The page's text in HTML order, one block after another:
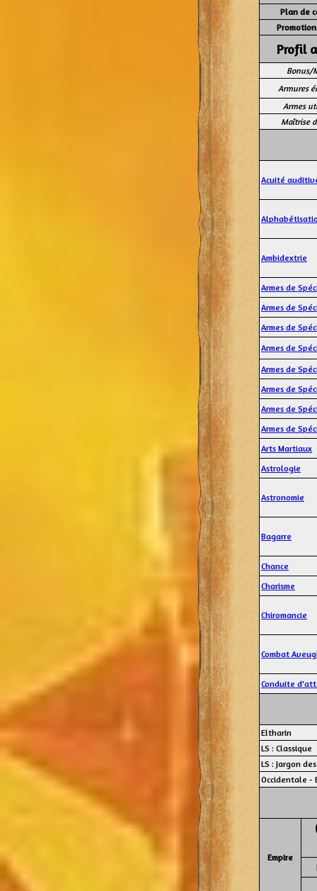
Plan de
Profil
Bonus/
Armures
Armes
Maîtrise
Acuité
Ambidextrie
Armes de
Armes de
Armes de
Armes de
Armes de
Armes de
Armes de
Armes de
Arts Martiaux
Astrologie
Astronomie
Bagarre
Chance
Charisme
Chiromancie
Combat
Conduite
Eltharin
LS : Classique
LS : Jargon
Occidentale -
Empire